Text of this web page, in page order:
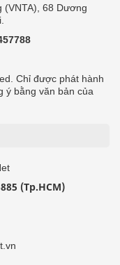
(VNTA), 68 Dương
Chỉ được phát hành
ý bằng văn bản của
(Tp.HCM)